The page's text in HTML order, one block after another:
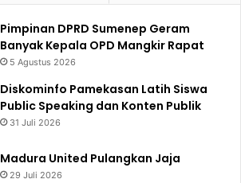
Pimpinan DPRD Sumenep Geram
Banyak Kepala OPD Mangkir Rapat
5 Agustus 2026
Diskominfo Pamekasan Latih Siswa
Public Speaking dan Konten Publik
31 Juli 2026
Madura United Pulangkan Jaja
29 Juli 2026